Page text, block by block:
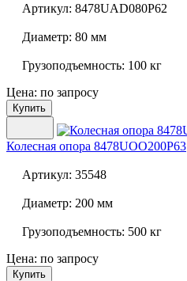
Артикул: 8478UAD080P62
Диаметр: 80 мм
Грузоподъемность: 100 кг
Цена: по запросу
Купить
Колесная опора 8478UOO200P63
Артикул: 35548
Диаметр: 200 мм
Грузоподъемность: 500 кг
Цена: по запросу
Купить